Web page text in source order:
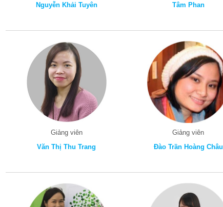
Nguyễn Khải Tuyên
Tâm Phan
Giảng viên
Văn Thị Thu Trang
Giảng viên
Đào Trần Hoàng Châu